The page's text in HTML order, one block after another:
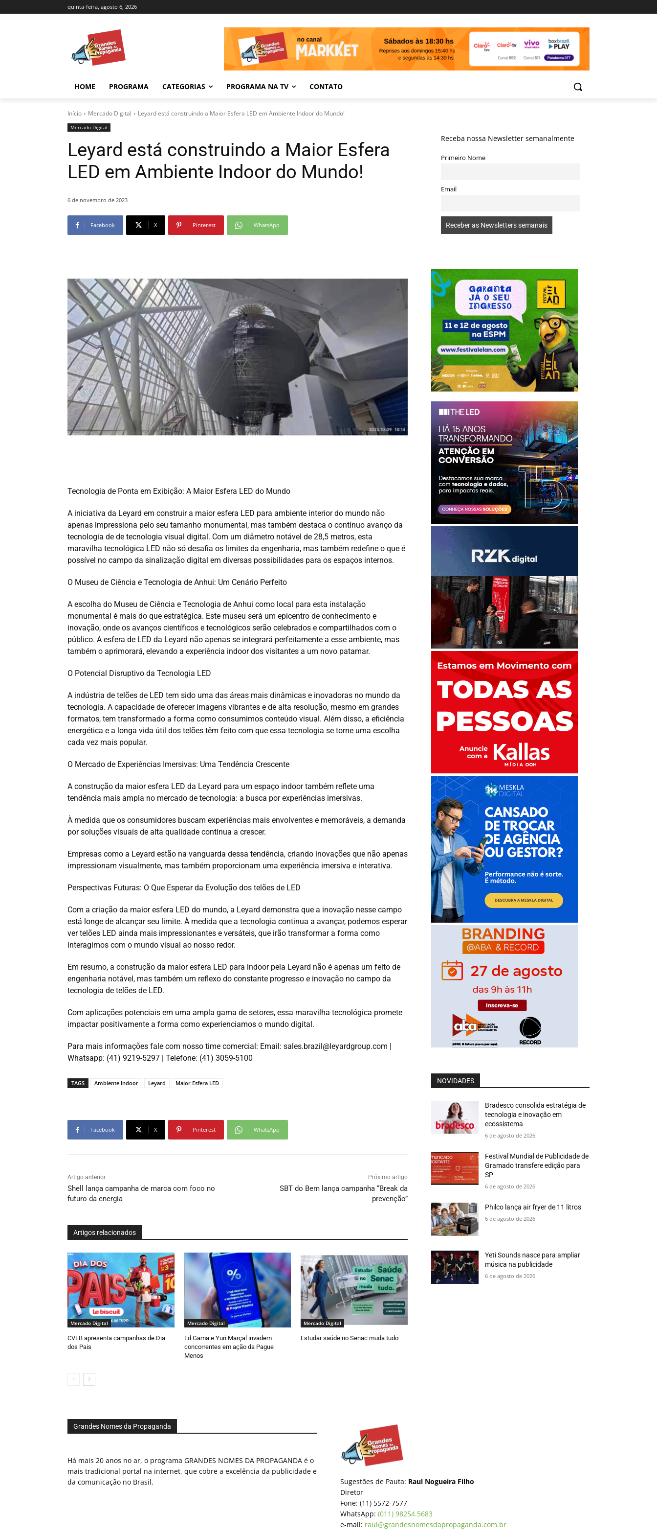
quinta-feira, agosto 6, 2026
HOME PROGRAMA CATEGORIAS PROGRAMA NA TV CONTATO
Início Mercado Digital Leyard está construindo a Maior Esfera LED em Ambiente Indoor do Mundo!
Mercado Digital
Leyard está construindo a Maior Esfera
LED em Ambiente Indoor do Mundo!
6 de novembro de 2023
Facebook X Pinterest WhatsApp
Tecnologia de Ponta em Exibição: A Maior Esfera LED do Mundo
A iniciativa da Leyard em construir a maior esfera LED para ambiente interior do mundo não
apenas impressiona pelo seu tamanho monumental, mas também destaca o contínuo avanço da
tecnologia de de tecnologia visual digital. Com um diâmetro notável de 28,5 metros, esta
maravilha tecnológica LED não só desafia os limites da engenharia, mas também redefine o que é
possível no campo da sinalização digital em diversas possibilidades para os espaços internos.
O Museu de Ciência e Tecnologia de Anhui: Um Cenário Perfeito
A escolha do Museu de Ciência e Tecnologia de Anhui como local para esta instalação
monumental é mais do que estratégica. Este museu será um epicentro de conhecimento e
inovação, onde os avanços científicos e tecnológicos serão celebrados e compartilhados com o
público. A esfera de LED da Leyard não apenas se integrará perfeitamente a esse ambiente, mas
também o aprimorará, elevando a experiência indoor dos visitantes a um novo patamar.
O Potencial Disruptivo da Tecnologia LED
A indústria de telões de LED tem sido uma das áreas mais dinâmicas e inovadoras no mundo da
tecnologia. A capacidade de oferecer imagens vibrantes e de alta resolução, mesmo em grandes
formatos, tem transformado a forma como consumimos conteúdo visual. Além disso, a eficiência
energética e a longa vida útil dos telões têm feito com que essa tecnologia se torne uma escolha
cada vez mais popular.
O Mercado de Experiências Imersivas: Uma Tendência Crescente
A construção da maior esfera LED da Leyard para um espaço indoor também reflete uma
tendência mais ampla no mercado de tecnologia: a busca por experiências imersivas.
À medida que os consumidores buscam experiências mais envolventes e memoráveis, a demanda
por soluções visuais de alta qualidade continua a crescer.
Empresas como a Leyard estão na vanguarda dessa tendência, criando inovações que não apenas
impressionam visualmente, mas também proporcionam uma experiência imersiva e interativa.
Perspectivas Futuras: O Que Esperar da Evolução dos telões de LED
Com a criação da maior esfera LED do mundo, a Leyard demonstra que a inovação nesse campo
está longe de alcançar seu limite. À medida que a tecnologia continua a avançar, podemos esperar
ver telões LED ainda mais impressionantes e versáteis, que irão transformar a forma como
interagimos com o mundo visual ao nosso redor.
Em resumo, a construção da maior esfera LED para indoor pela Leyard não é apenas um feito de
engenharia notável, mas também um reflexo do constante progresso e inovação no campo da
tecnologia de telões de LED.
Com aplicações potenciais em uma ampla gama de setores, essa maravilha tecnológica promete
impactar positivamente a forma como experienciamos o mundo digital.
Para mais informações fale com nosso time comercial: Email: sales.brazil@leyardgroup.com
Whatsapp: (41) 9219-5297 | Telefone: (41) 3059-5100
TAGS Ambiente Indoor Leyard Maior Esfera LED
Facebook X Pinterest WhatsApp
Artigo anterior
Shell lança campanha de marca com foco no
futuro da energia
Próximo artigo
SBT do Bem lança campanha “Break da
prevenção”
Artigos relacionados
Mercado Digital
CVLB apresenta campanhas de Dia
dos Pais
Mercado Digital
Ed Gama e Yuri Marçal invadem
concorrentes em ação da Pague
Menos
Mercado Digital
Estudar saúde no Senac muda tudo
Receba nossa Newsletter semanalmente
Primeiro Nome
Email
NOVIDADES
Bradesco consolida estratégia de
tecnologia e inovação em
ecossistema
6 de agosto de 2026
Festival Mundial de Publicidade de
Gramado transfere edição para
SP
6 de agosto de 2026
Philco lança air fryer de 11 litros
6 de agosto de 2026
Yeti Sounds nasce para ampliar
música na publicidade
6 de agosto de 2026
Grandes Nomes da Propaganda
Há mais 20 anos no ar, o programa GRANDES NOMES DA PROPAGANDA é o
mais tradicional portal na internet, que cobre a excelência da publicidade e
da comunicação no Brasil.
Sugestões de Pauta: Raul Nogueira Filho
Diretor
Fone: (11) 5572-7577
WhatsApp: (011) 98254.5683
e-mail: raul@grandesnomesdapropaganda.com.br